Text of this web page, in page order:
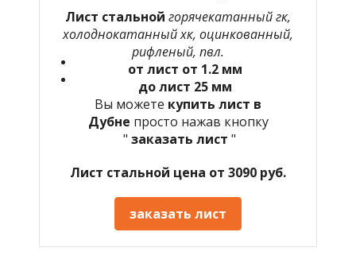
Лист стальной горячекатанный гк,
холоднокатанный хк, оцинкованный,
рифленый, пвл.
от лист от 1.2 мм
до лист 25 мм
Вы можете купить лист в
Дубне просто нажав кнопку
" заказать лист "
Лист стальной цена от 3090 руб.
заказать лист